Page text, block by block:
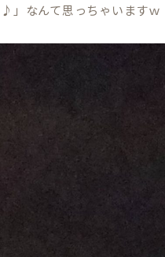
」なんて思っちゃいますｗ